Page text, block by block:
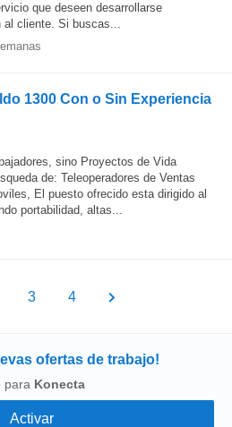
que deseen desarrollarse
al cliente. Si buscas...
1300 Con o Sin Experiencia
sino Proyectos de Vida
de: Teleoperadores de Ventas
El puesto ofrecido esta dirigido al
portabilidad, altas...
3 4
ofertas de trabajo!
para Konecta